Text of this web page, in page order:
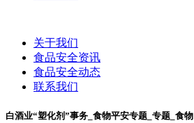
关于我们
食品安全资讯
食品安全动态
联系我们
白酒业“塑化剂”事务_食物平安专题_专题_食物